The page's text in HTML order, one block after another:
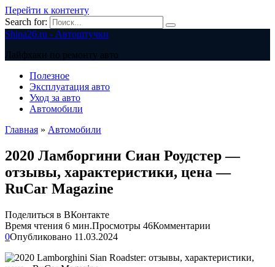
Перейти к контенту
Search for:
Shina26.ru - Автоштучки
Лайфхаки по ремонту авто
Полезное
Эксплуатация авто
Уход за авто
Автомобили
Главная » Автомобили
2020 Ламборгини Сиан Роудстер —
отзывы, характеристики, цена —
RuCar Magazine
Поделиться в ВКонтакте
Время чтения 6 мин.Просмотры 46Комментарии
0Опубликовано 11.03.2024